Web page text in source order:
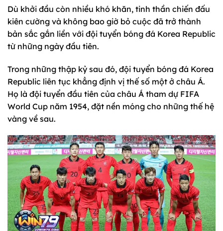
Dù khởi đầu còn nhiều khó khăn, tinh thần chiến đấu
kiên cường và không bao giờ bỏ cuộc đã trở thành
bản sắc gắn liền với đội tuyển bóng đá Korea Republic
từ những ngày đầu tiên.
Trong những thập kỷ sau đó, đội tuyển bóng đá Korea
Republic liên tục khẳng định vị thế số một ở châu Á.
Họ là đội tuyển đầu tiên của châu Á tham dự FIFA
World Cup năm 1954, đặt nền móng cho những thế hệ
vàng về sau.